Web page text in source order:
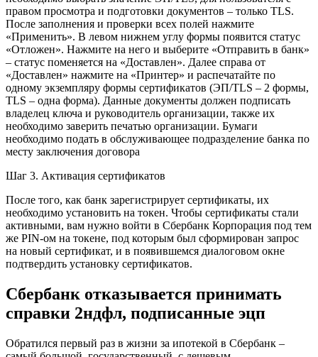
правом просмотра и подготовки документов – только TLS.
После заполнения и проверки всех полей нажмите
«Применить». В левом нижнем углу формы появится статус
«Отложен». Нажмите на него и выберите «Отправить в банк»
– статус поменяется на «Доставлен». Далее справа от
«Доставлен» нажмите на «Принтер» и распечатайте по
одному экземпляру формы сертификатов (ЭП/TLS – 2 формы,
TLS – одна форма). Данные документы должен подписать
владелец ключа и руководитель организации, также их
необходимо заверить печатью организации. Бумаги
необходимо подать в обслуживающее подразделение банка по
месту заключения договора
Шаг 3. Активация сертификатов
После того, как банк зарегистрирует сертификаты, их
необходимо установить на токен. Чтобы сертификаты стали
активными, вам нужно войти в Сбербанк Корпорация под тем
же PIN-ом на токене, под которым был сформирован запрос
на новый сертификат, и в появившемся диалоговом окне
подтвердить установку сертификатов.
Сбербанк отказывается принимать
справки 2ндфл, подписанные эцп
Обратился первый раз в жизни за ипотекой в Сбербанк –